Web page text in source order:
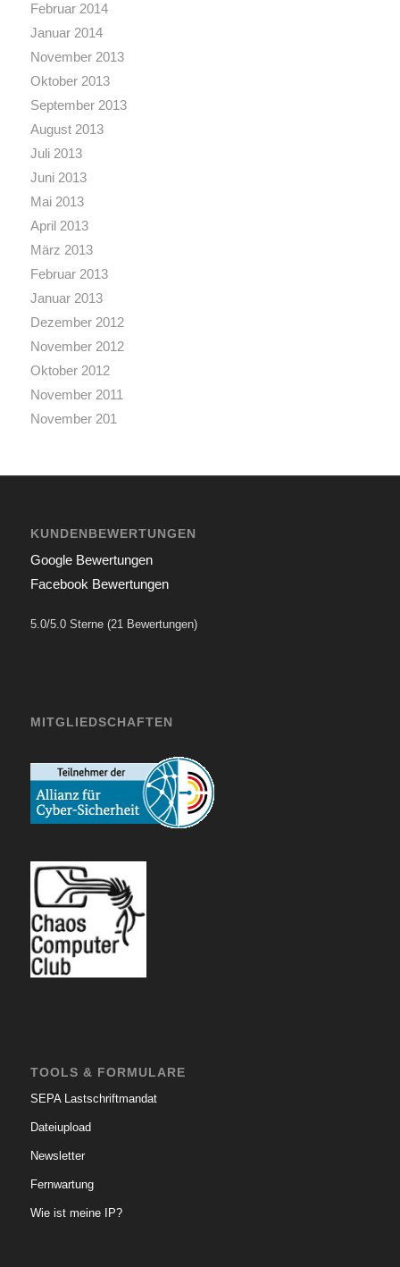
Februar 2014
Januar 2014
November 2013
Oktober 2013
September 2013
August 2013
Juli 2013
Juni 2013
Mai 2013
April 2013
März 2013
Februar 2013
Januar 2013
Dezember 2012
November 2012
Oktober 2012
November 2011
November 201
KUNDENBEWERTUNGEN
Google Bewertungen
Facebook Bewertungen
5.0/5.0 Sterne (21 Bewertungen)
MITGLIEDSCHAFTEN
TOOLS & FORMULARE
SEPA Lastschriftmandat
Dateiupload
Newsletter
Fernwartung
Wie ist meine IP?